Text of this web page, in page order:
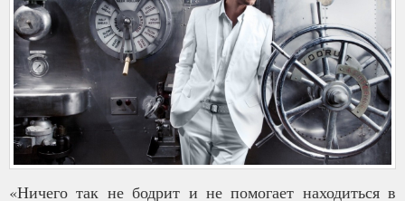
«Ничего так не бодрит и не помогает находиться в